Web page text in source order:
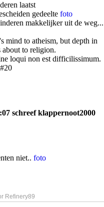
laatst
gedeelte foto
makkelijker uit de weg...
mind to atheism, but depth in
about to religion.
loqui non est difficilissimum.
#20
schreef klappernoot2000
niet.. foto
Refinery89